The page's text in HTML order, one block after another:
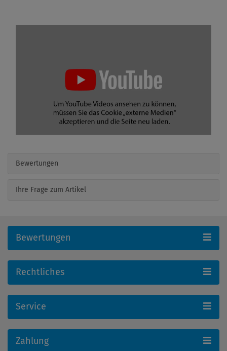
Bewertungen
Ihre Frage zum Artikel
Bewertungen
Rechtliches
Service
Zahlung